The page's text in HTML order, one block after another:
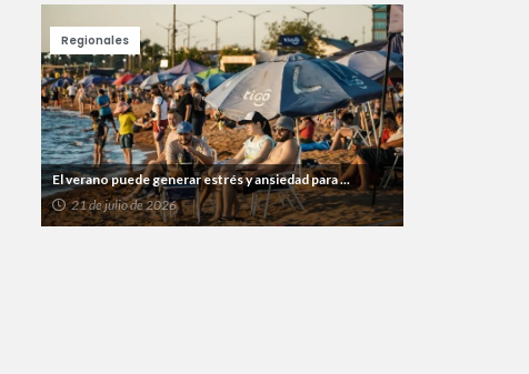
El verano puede generar estrés y ansiedad para ...
21 de julio de 2026
Regionales